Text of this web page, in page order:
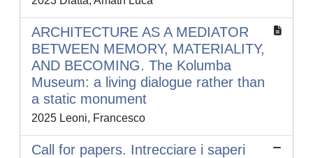
ARCHITECTURE AS A MEDIATOR
BETWEEN MEMORY, MATERIALITY,
AND BECOMING. The Kolumba
Museum: a living dialogue rather than
a static monument
2025 Leoni, Francesco
Call for papers. Intrecciare i saperi